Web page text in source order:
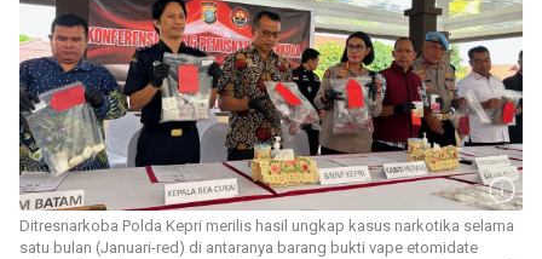
Ditresnarkoba Polda Kepri merilis hasil ungkap kasus narkotika selama
satu bulan (Januari-red) di antaranya barang bukti vape etomidate